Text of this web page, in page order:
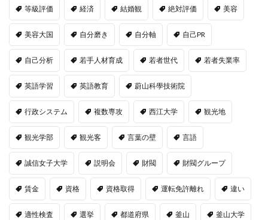
等級評価 経済 結婚観 絶対評価 美容
美容大国 自分磨き 自分軸 自己PR
自己分析 若手人材育成 若者世代 若者失業率
英語学習 英語教育 蔚山科學技術院
行政システム 複数専攻 西江大学 観光地
観光学部 観光客 言葉の壁 言語
誠信女子大学 説明会 財閥 財閥グループ
賃金 資格 資格取得 運転免許離れ 違い
適性検査 選挙 都道府県 釜山 釜山大学